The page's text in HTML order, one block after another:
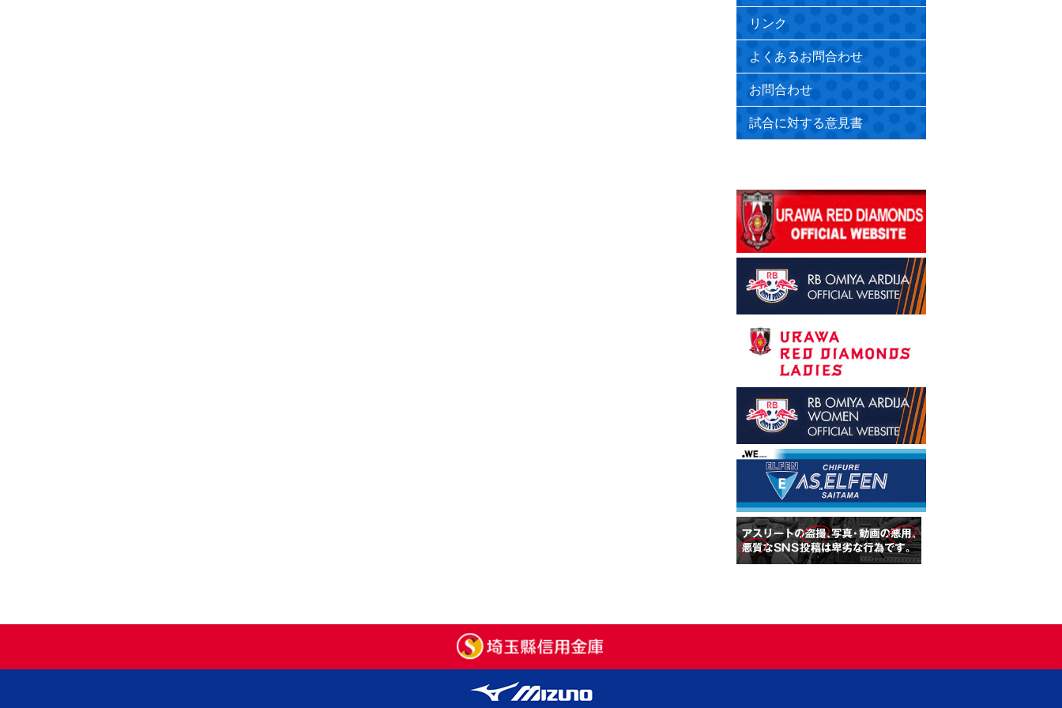
リンク
よくあるお問合わせ
お問合わせ
試合に対する意見書